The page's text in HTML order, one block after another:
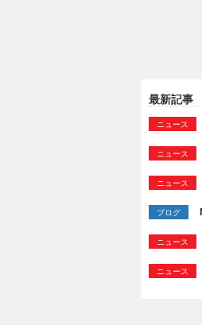
最新記事
ニュース
ニュース
ニュース
ブログ
ニュース
ニュース